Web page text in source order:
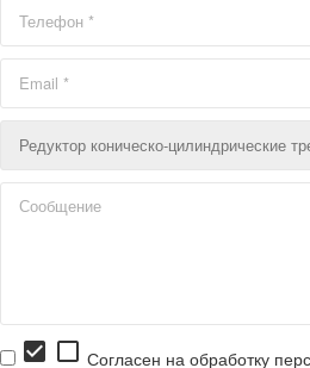
check_box check_box_outline_blank Согласен на обработку